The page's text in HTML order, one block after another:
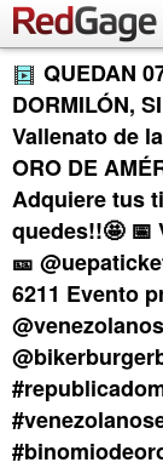
QUEDAN
DORMILÓN,
Vallenato de
ORO DE
Adquiere tus
quedes!!🤩 📅
🎫
6211 Evento